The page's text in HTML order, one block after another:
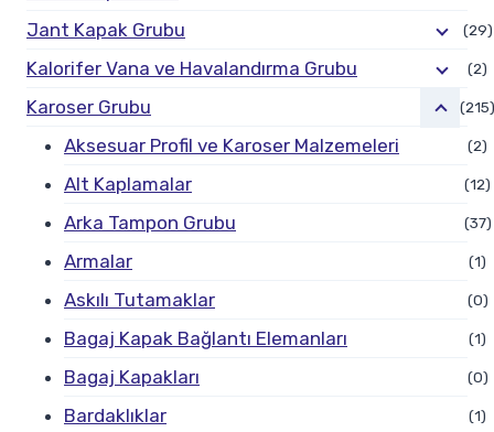
Jant Kapak Grubu (29)
Kalorifer Vana ve Havalandırma Grubu (2)
Karoser Grubu (215)
Aksesuar Profil ve Karoser Malzemeleri (2)
Alt Kaplamalar (12)
Arka Tampon Grubu (37)
Armalar (1)
Askılı Tutamaklar (0)
Bagaj Kapak Bağlantı Elemanları (1)
Bagaj Kapakları (0)
Bardaklıklar (1)